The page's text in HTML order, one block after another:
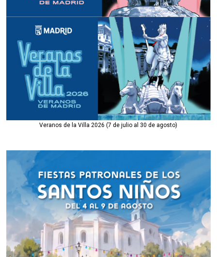
Veranos de la Villa 2026 (7 de julio al 30 de agosto)